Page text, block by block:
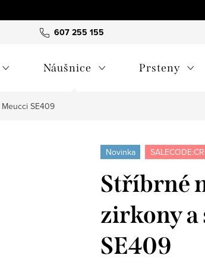
607 255 155
Hodnocení obchodu
Náušnice Prsteny
SE409
Novinka
Stříbrné
zirkony
SE409